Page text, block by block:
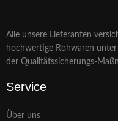
Alle unsere Lieferanten
hochwertige Rohwaren
der Qualitätssicherungs-
Service
Über uns